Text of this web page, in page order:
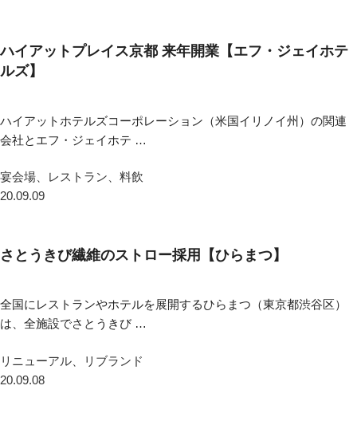
ハイアットプレイス京都 来年開業【エフ・ジェイホテ
ルズ】
ハイアットホテルズコーポレーション（米国イリノイ州）の関連
会社とエフ・ジェイホテ …
宴会場、レストラン、料飲
20.09.09
さとうきび繊維のストロー採用【ひらまつ】
全国にレストランやホテルを展開するひらまつ（東京都渋谷区）
は、全施設でさとうきび …
リニューアル、リブランド
20.09.08